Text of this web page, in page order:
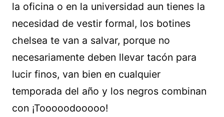
la oficina o en la universidad aun tienes la
necesidad de vestir formal, los botines
chelsea te van a salvar, porque no
necesariamente deben llevar tacón para
lucir finos, van bien en cualquier
temporada del año y los negros combinan
con ¡Tooooodooooo!